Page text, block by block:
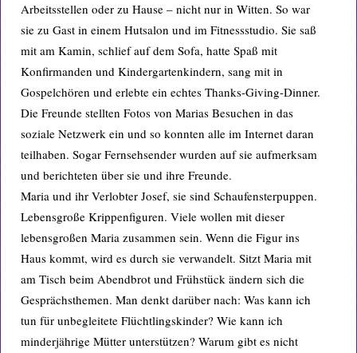
Arbeitsstellen oder zu Hause – nicht nur in Witten. So war
sie zu Gast in einem Hutsalon und im Fitnessstudio. Sie saß
mit am Kamin, schlief auf dem Sofa, hatte Spaß mit
Konfirmanden und Kindergartenkindern, sang mit in
Gospelchören und erlebte ein echtes Thanks-Giving-Dinner.
Die Freunde stellten Fotos von Marias Besuchen in das
soziale Netzwerk ein und so konnten alle im Internet daran
teilhaben. Sogar Fernsehsender wurden auf sie aufmerksam
und berichteten über sie und ihre Freunde.
Maria und ihr Verlobter Josef, sie sind Schaufensterpuppen.
Lebensgroße Krippenfiguren. Viele wollen mit dieser
lebensgroßen Maria zusammen sein. Wenn die Figur ins
Haus kommt, wird es durch sie verwandelt. Sitzt Maria mit
am Tisch beim Abendbrot und Frühstück ändern sich die
Gesprächsthemen. Man denkt darüber nach: Was kann ich
tun für unbegleitete Flüchtlingskinder? Wie kann ich
minderjährige Mütter unterstützen? Warum gibt es nicht